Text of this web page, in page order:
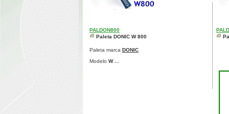
PALDON800
Paleta DONIC W 800
Paleta marca DONIC
Modelo W ...